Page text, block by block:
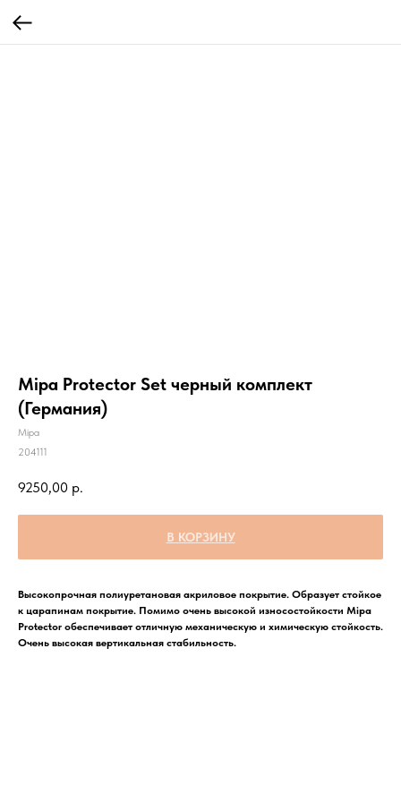
Mipa Protector Set черный комплект
(Германия)
Mipa
204111
9250,00 р.
В КОРЗИНУ
Высокопрочная полиуретановая акриловое покрытие. Образует стойкое
к царапинам покрытие. Помимо очень высокой износостойкости Mipa
Protector обеспечивает отличную механическую и химическую стойкость.
Очень высокая вертикальная стабильность.